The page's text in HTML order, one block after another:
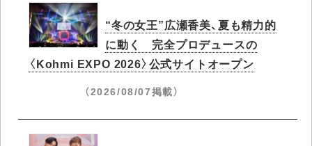
“冬の女王”広瀬香美、夏も精力的
に動く 完全プロデュースの
〈Kohmi EXPO 2026〉公式サイトオープン
（2026/08/07掲載）